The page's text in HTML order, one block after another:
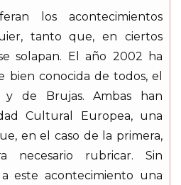
los acontecimientos
tanto que, en ciertos
solapan. El año 2002 ha
bien conocida de todos, el
y de Brujas. Ambas han
Cultural Europea, una
en el caso de la primera,
necesario rubricar. Sin
este acontecimiento una